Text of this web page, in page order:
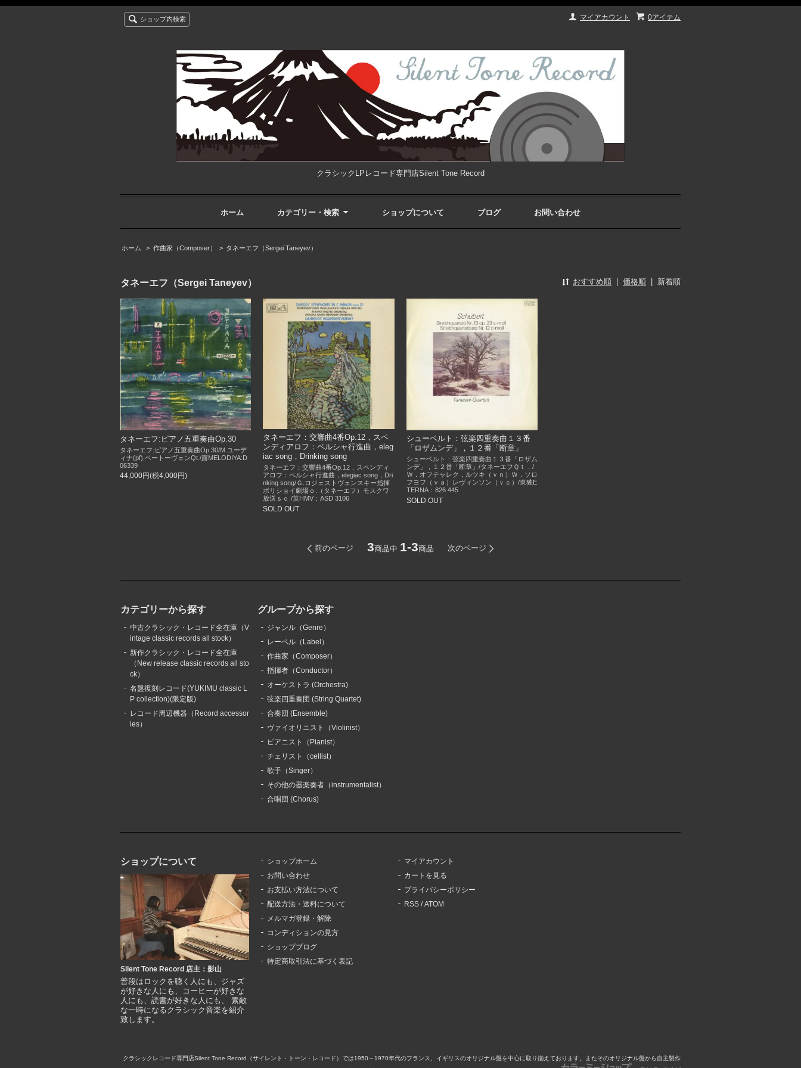
0アイテム
マイアカウント
ショップ内検索
クラシックLPレコード専門店Silent Tone Record
ホーム カテゴリー・検索 ショップについて ブログ お問い合わせ
ホーム > 作曲家（Composer） > タネーエフ（Sergei Taneyev）
タネーエフ（Sergei Taneyev） おすすめ順 価格順 新着順
タネーエフ:ピアノ五重奏曲Op.30
タネーエフ:ピアノ五重奏曲Op.30/M.ユーデ
ィナ(pf),ベートーヴェンQt./露MELODIYA:D
06339
44,000円(税4,000円)
タネーエフ：交響曲4番Op.12，スペ
ンディアロフ：ペルシャ行進曲，eleg
iac song，Drinking song
タネーエフ：交響曲4番Op.12，スペンディ
アロフ：ペルシャ行進曲，elegiac song，Dri
nking song/Ｇ.ロジェストヴェンスキー指揮
ボリショイ劇場ｏ.（タネーエフ）モスクワ
放送ｓｏ./英HMV：ASD 3106
SOLD OUT
シューベルト：弦楽四重奏曲１３番
「ロザムンデ」，１２番「断章」
シューベルト：弦楽四重奏曲１３番「ロザム
ンデ」，１２番「断章」/タネーエフＱｔ．/
Ｗ．オフチャレク，ルツキ（ｖｎ）Ｗ．ソロ
フヨフ（ｖａ）レヴィンソン（ｖｃ）/東独E
TERNA：826 445
SOLD OUT
前のページ 3商品中 1-3商品 次のページ
カテゴリーから探す
中古クラシック・レコード全在庫（V
intage classic records all stock）
新作クラシック・レコード全在庫
（New release classic records all sto
ck）
名盤復刻レコード(YUKIMU classic L
P collection)(限定版)
レコード周辺機器（Record accessor
ies）
グループから探す
ジャンル（Genre）
レーベル（Label）
作曲家（Composer）
指揮者（Conductor）
オーケストラ (Orchestra)
弦楽四重奏団 (String Quartet)
合奏団 (Ensemble)
ヴァイオリニスト（Violinist）
ピアニスト（Pianist）
チェリスト（cellist）
歌手（Singer）
その他の器楽奏者（instrumentalist）
合唱団 (Chorus)
ショップについて
Silent Tone Record 店主：影山
普段はロックを聴く人にも、ジャズ
が好きな人にも、コーヒーが好きな
人にも、読書が好きな人にも、 素敵
な一時になるクラシック音楽を紹介
致します。
ショップホーム
お問い合わせ
お支払い方法について
配送方法・送料について
メルマガ登録・解除
コンディションの見方
ショップブログ
特定商取引法に基づく表記
マイアカウント
カートを見る
プライバシーポリシー
RSS /ATOM
クラシックレコード専門店Silent Tone Record（サイレント・トーン・レコード）では1950～1970年代のフランス、イギリスのオリジナル盤を中心に取り揃えております。またそのオリジナル盤から自主製作